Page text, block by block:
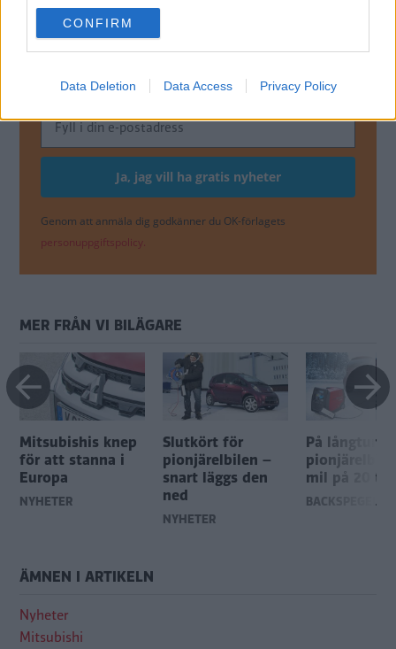
use your data for below specified purposes in below Google
consent section.
CONFIRM
Data Deletion Data Access Privacy Policy
MISSA INTE KOMMANDE ARTIKLAR OM
ELBILAR
Få vårt nyhetsbrev utan kostnad
Genom att anmäla dig godkänner du OK-förlagets
personuppgiftspolicy.
MER FRÅN VI BILÄGARE
Mitsubishis knep
för att stanna i
Europa
NYHETER
Slutkört för
pionjärelbilen –
snart läggs den
ned
NYHETER
På långtur i
mil på 20
BACKSPEGELN
ÄMNEN I ARTIKELN
Nyheter
Mitsubishi